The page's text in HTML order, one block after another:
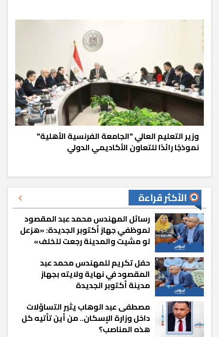
وزير التعليم العالي "الجامعة الفرنسية الأهلية"
نموذجًا رائدًا للتعاون الأكاديمي الدولي
الأكثر قراءة
رسائل المهندس محمد عبد المقصود
لموظفي جهاز أكتوبر الجديدة: «هزعل
لو مشيت والمدينة رجعت للخلف»
حفل تكريم للمهندس محمد عبد
المقصود في نهاية ولايته بجهاز
مدينة أكتوبر الجديدة
مصطفى عبد الوهاب يثير التساؤلات
داخل وزارة الإسكان.. من أين تأتيه كل
هذه المناصب؟